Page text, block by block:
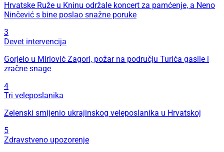
Hrvatske Ruže u Kninu održale koncert za pamćenje, a Neno
Ninčević s bine poslao snažne poruke
3
Devet intervencija
Gorjelo u Mirlović Zagori, požar na području Turića gasile i
zračne snage
4
Tri veleposlanika
Zelenski smijenio ukrajinskog veleposlanika u Hrvatskoj
5
Zdravstveno upozorenje